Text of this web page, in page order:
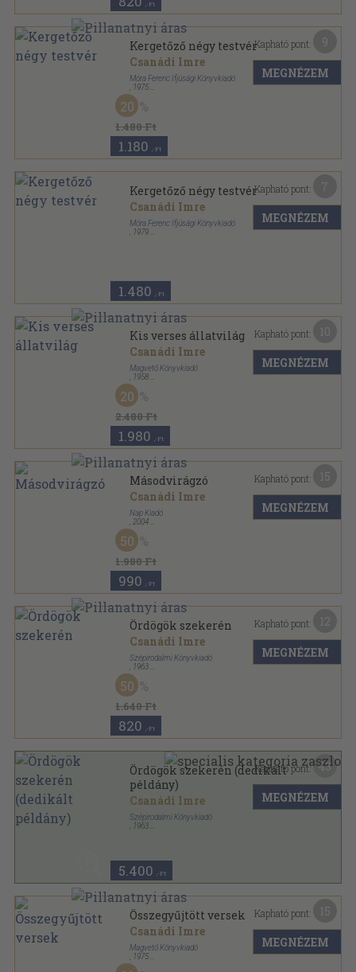
,-Ft
Kergetőző négy testvér
Csanádi Imre
Móra Ferenc Ifjúsági Könyvkiadó
1975
Leporelló kötés
1.480 Ft
20
1.180 ,-Ft
Kapható pont:
MEGNÉZEM
Kergetőző négy testvér
Csanádi Imre
Móra Ferenc Ifjúsági Könyvkiadó
1979
1.480 ,-Ft
Kapható pont:
MEGNÉZEM
Kis verses állatvilág
Csanádi Imre
Magvető Könyvkiadó
1958
Könyvkötői kötés
2.480 Ft
20
1.980 ,-Ft
Kapható pont:
MEGNÉZEM
Másodvirágzó
Csanádi Imre
Nap Kiadó
2004
Fűzött kemény papírkötés
Magyar esszék sorozat
1.980 Ft
50
990 ,-Ft
Kapható pont:
MEGNÉZEM
Ördögök szekerén
Csanádi Imre
Szépirodalmi Könyvkiadó
1963
Vászon
1.640 Ft
50
820 ,-Ft
Kapható pont:
MEGNÉZEM
Ördögök szekerén (dedikált
példány)
Csanádi Imre
Szépirodalmi Könyvkiadó
1963
5.400 ,-Ft
Kapható pont: 43
MEGNÉZEM
Összegyűjtött versek
Csanádi Imre
Magvető Könyvkiadó
1975
Vászon
Kapható pont:
MEGNÉZEM